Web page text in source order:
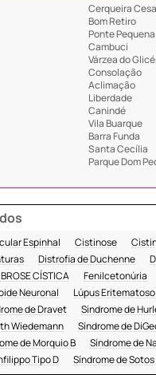
Cerqueira
Bom Retiro
Ponte Pequena
Cambuci
Várzea do
Consolação
Aclimação
Liberdade
Canindé
Vila Buarque
Barra Funda
Santa Cecília
Parque Dom
Espinhal Cistinose
Distrofia de Duchenne
CÍSTICA Fenilcetonúria
Neuronal Lúpus
de Dravet Sindrome de
Wiedemann Síndrome de
de Morquio B Síndrome de
Tipo D Síndrome de Sotos